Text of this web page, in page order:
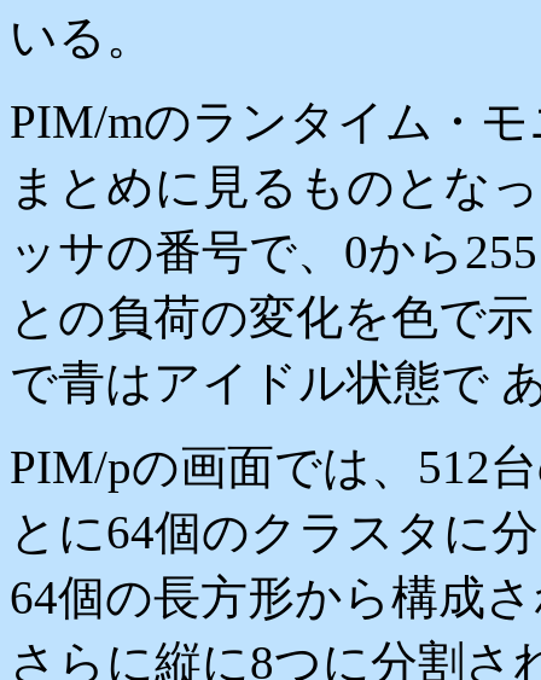
いる。
PIM/mのランタイム・
まとめに見るものとな
ッサの番号で、0から
との負荷の変化を色で
で青はアイドル状態で
PIM/pの画面では、512
とに64個のクラスタに
64個の長方形から構成
さらに縦に8つに分割さ